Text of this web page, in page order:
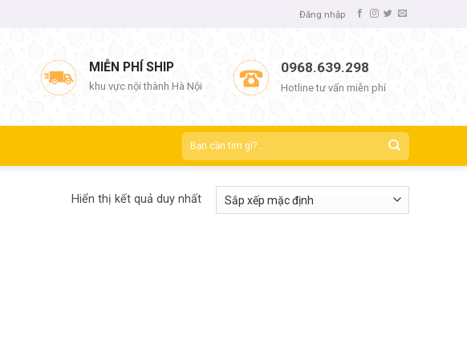
Đăng nhập
MIỄN PHÍ SHIP
khu vực nội thành Hà Nội
0968.639.298
Hotline tư vấn miễn phí
Hiển thị kết quả duy nhất